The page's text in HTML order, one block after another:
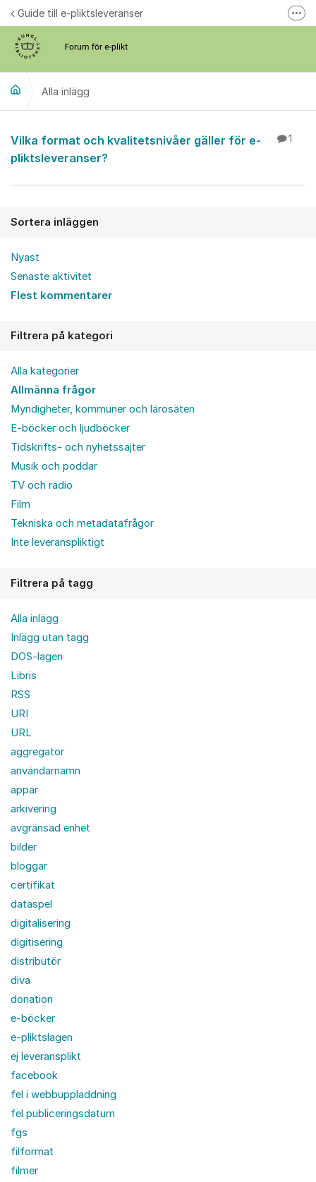
Hoppa till innehåll
Guide till e-pliktsleveranser
Alla inlägg
Alla inlägg
Vilka format och kvalitetsnivåer gäller för e-
pliktsleveranser?
1
Sortera inläggen
Nyast
Senaste aktivitet
Flest kommentarer
Filtrera på kategori
Alla kategorier
Allmänna frågor
Myndigheter, kommuner och lärosäten
E-böcker och ljudböcker
Tidskrifts- och nyhetssajter
Musik och poddar
TV och radio
Film
Tekniska och metadatafrågor
Inte leveranspliktigt
Filtrera på tagg
Alla inlägg
Inlägg utan tagg
DOS-lagen
Libris
RSS
URI
URL
aggregator
användarnamn
appar
arkivering
avgränsad enhet
bilder
bloggar
certifikat
dataspel
digitalisering
digitisering
distributör
diva
donation
e-böcker
e-pliktslagen
ej leveransplikt
facebook
fel i webbuppladdning
fel publiceringsdatum
fgs
filformat
filmer